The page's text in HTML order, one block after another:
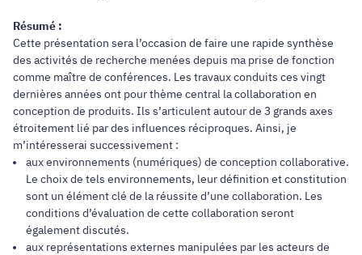
Résumé :
Cette présentation sera l’occasion de faire une rapide synthèse
des activités de recherche menées depuis ma prise de fonction
comme maître de conférences. Les travaux conduits ces vingt
dernières années ont pour thème central la collaboration en
conception de produits. Ils s’articulent autour de 3 grands axes
étroitement lié par des influences réciproques. Ainsi, je
m’intéresserai successivement :
aux environnements (numériques) de conception collaborative.
Le choix de tels environnements, leur définition et constitution
sont un élément clé de la réussite d’une collaboration. Les
conditions d’évaluation de cette collaboration seront
également discutés.
aux représentations externes manipulées par les acteurs de